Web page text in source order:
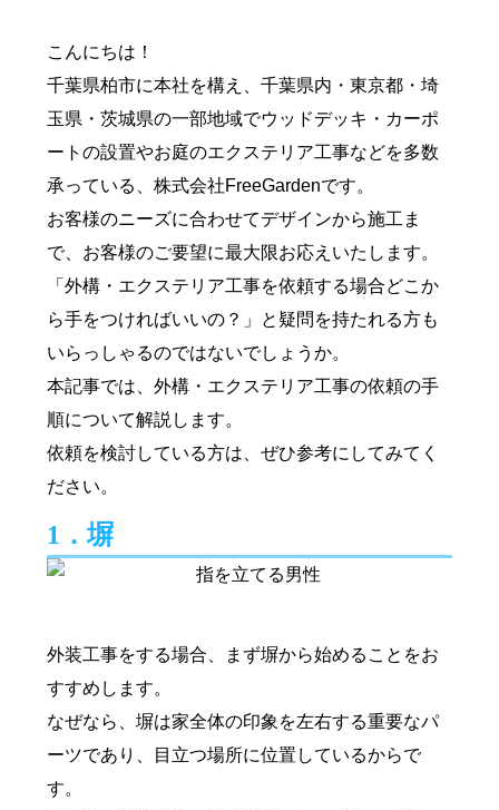
こんにちは！
千葉県柏市に本社を構え、千葉県内・東京都・埼
玉県・茨城県の一部地域でウッドデッキ・カーポ
ートの設置やお庭のエクステリア工事などを多数
承っている、株式会社FreeGardenです。
お客様のニーズに合わせてデザインから施工ま
で、お客様のご要望に最大限お応えいたします。
「外構・エクステリア工事を依頼する場合どこか
ら手をつければいいの？」と疑問を持たれる方も
いらっしゃるのではないでしょうか。
本記事では、外構・エクステリア工事の依頼の手
順について解説します。
依頼を検討している方は、ぜひ参考にしてみてく
ださい。
1．塀
外装工事をする場合、まず塀から始めることをお
すすめします。
なぜなら、塀は家全体の印象を左右する重要なパ
ーツであり、目立つ場所に位置しているからで
す。